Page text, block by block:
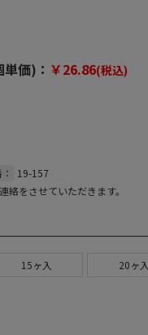
価)： ￥26.86(税込)
19-157
をさせていただきます。
15ヶ入 20ヶ入